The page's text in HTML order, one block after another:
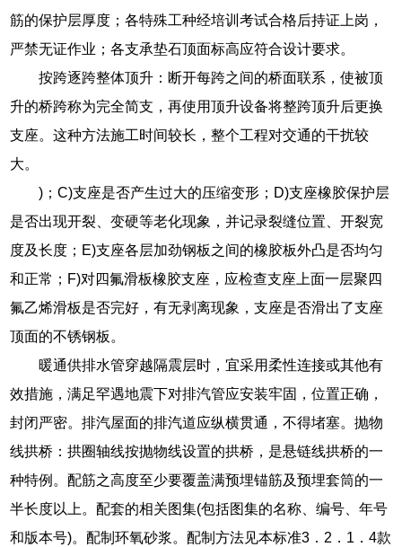
筋的保护层厚度；各特殊工种经培训考试合格后持证上岗，
严禁无证作业；各支承垫石顶面标高应符合设计要求。
按跨逐跨整体顶升：断开每跨之间的桥面联系，使被顶
升的桥跨称为完全简支，再使用顶升设备将整跨顶升后更换
支座。这种方法施工时间较长，整个工程对交通的干扰较
大。
)；C)支座是否产生过大的压缩变形；D)支座橡胶保护层
是否出现开裂、变硬等老化现象，并记录裂缝位置、开裂宽
度及长度；E)支座各层加劲钢板之间的橡胶板外凸是否均匀
和正常；F)对四氟滑板橡胶支座，应检查支座上面一层聚四
氟乙烯滑板是否完好，有无剥离现象，支座是否滑出了支座
顶面的不锈钢板。
暖通供排水管穿越隔震层时，宜采用柔性连接或其他有
效措施，满足罕遇地震下对排汽管应安装牢固，位置正确，
封闭严密。排汽屋面的排汽道应纵横贯通，不得堵塞。抛物
线拱桥：拱圈轴线按抛物线设置的拱桥，是悬链线拱桥的一
种特例。配筋之高度至少要覆盖满预埋锚筋及预埋套筒的一
半长度以上。配套的相关图集(包括图集的名称、编号、年号
和版本号)。配制环氧砂浆。配制方法见本标准3．2．1．4款